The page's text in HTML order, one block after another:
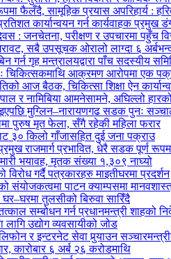
फैलँदै, सामूहिक प्रयास अपरिहार्य :
कार्यान्वयन गर्न कार्यवाहक प्रमुख
: जनचेतना, परीक्षण र उपचारमा पहुँच
सबै उपसूचक ओरालो लाग्दा ६
गर्न गृह मन्त्रालयद्वारा पाँच सदस्यीय
चिकित्सकमाथि आक्रमण आरोपमा एक
आज बैठक, चिकित्सा शिक्षा ऐन
र नामिबिया आमनेसामने, अघिल्लो
मुग्लिन–नारायणगढ सडक पुनः
पुरुष मृत फेला, सँगै रहेकी महिला फरार
३० किलो गाँजासहित दुई जना पक्राउ
राजमार्ग प्रभावित, धेरै सडक पूर्ण
भयावह, मृतक संख्या १,३०९ नाघ्यो
विरोध गर्दै पत्रकारहरु माइतीघरमा प्रदर्शन
संयोजकत्वमा पाटन क्याम्पसमा
तुलसीको बिरुवा सारिँदै
सम्बोधन गर्न प्रधानमन्त्री शाहको
उद्योग व्यवसायीको जोड
र इन्टरनेट सेवा पुर्‍याउन
कारोबार ६ अर्ब २६ करोडमाथि